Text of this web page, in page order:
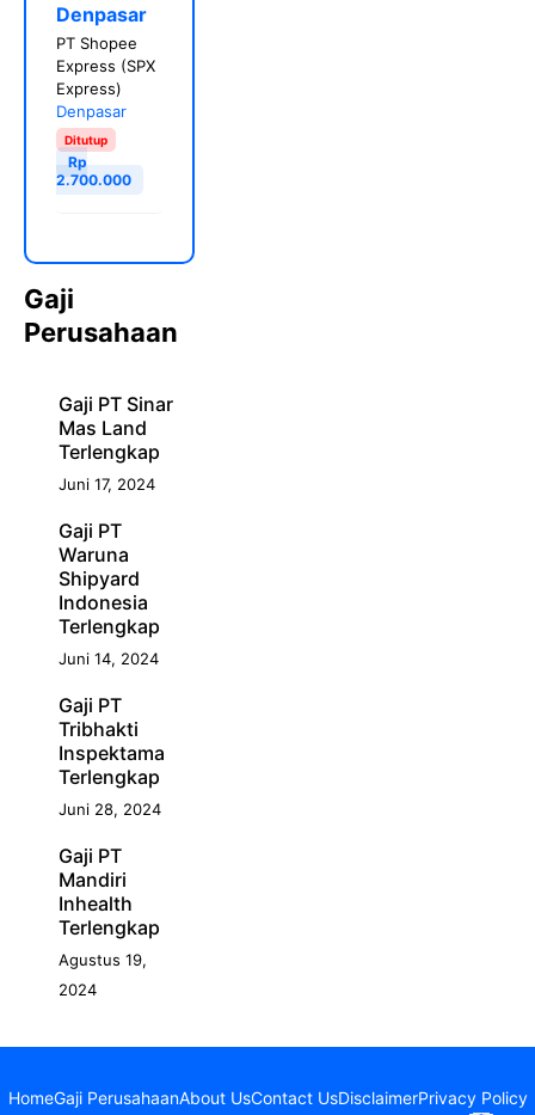
Denpasar
PT Shopee
Express (SPX
Express)
Denpasar
Ditutup
Rp
2.700.000
Gaji
Perusahaan
Gaji PT Sinar
Mas Land
Terlengkap
Juni 17, 2024
Gaji PT
Waruna
Shipyard
Indonesia
Terlengkap
Juni 14, 2024
Gaji PT
Tribhakti
Inspektama
Terlengkap
Juni 28, 2024
Gaji PT
Mandiri
Inhealth
Terlengkap
Agustus 19,
2024
HomeGaji PerusahaanAbout UsContact UsDisclaimerPrivacy Policy